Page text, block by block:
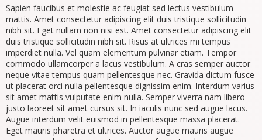
Sapien faucibus et molestie ac feugiat sed lectus vestibulum
mattis. Amet consectetur adipiscing elit duis tristique sollicitudin
nibh sit. Eget nullam non nisi est. Amet consectetur adipiscing elit
duis tristique sollicitudin nibh sit. Risus at ultrices mi tempus
imperdiet nulla. Vel quam elementum pulvinar etiam. Tempor
commodo ullamcorper a lacus vestibulum. A cras semper auctor
neque vitae tempus quam pellentesque nec. Gravida dictum fusce
ut placerat orci nulla pellentesque dignissim enim. Interdum varius
sit amet mattis vulputate enim nulla. Semper viverra nam libero
justo laoreet sit amet cursus sit. In iaculis nunc sed augue lacus.
Augue interdum velit euismod in pellentesque massa placerat.
Eget mauris pharetra et ultrices. Auctor augue mauris augue